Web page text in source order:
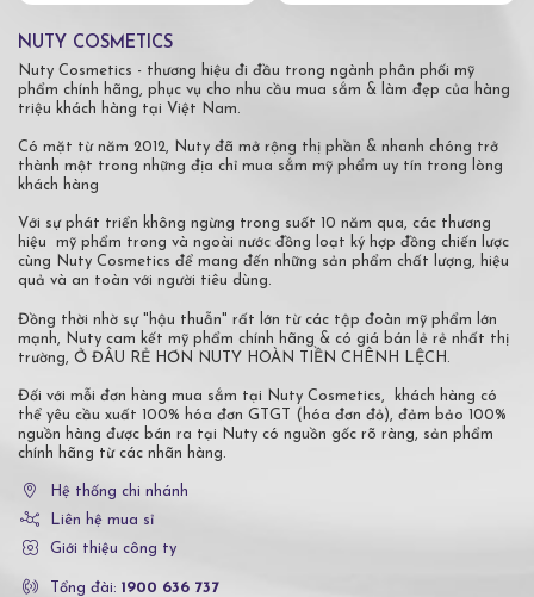
NUTY COSMETICS
Nuty Cosmetics - thương hiệu đi đầu trong ngành phân phối mỹ
phẩm chính hãng, phục vụ cho nhu cầu mua sắm & làm đẹp của hàng
triệu khách hàng tại Việt Nam.
Có mặt từ năm 2012, Nuty đã mở rộng thị phần & nhanh chóng trở
thành một trong những địa chỉ mua sắm mỹ phẩm uy tín trong lòng
khách hàng
Với sự phát triển không ngừng trong suốt 10 năm qua, các thương
hiệu mỹ phẩm trong và ngoài nước đồng loạt ký hợp đồng chiến lược
cùng Nuty Cosmetics để mang đến những sản phẩm chất lượng, hiệu
quả và an toàn với người tiêu dùng.
Đồng thời nhờ sự "hậu thuẫn" rất lớn từ các tập đoàn mỹ phẩm lớn
mạnh, Nuty cam kết mỹ phẩm chính hãng & có giá bán lẻ rẻ nhất thị
trường, Ở ĐÂU RẺ HƠN NUTY HOÀN TIỀN CHÊNH LỆCH.
Đối với mỗi đơn hàng mua sắm tại Nuty Cosmetics, khách hàng có
thể yêu cầu xuất 100% hóa đơn GTGT (hóa đơn đỏ), đảm bảo 100%
nguồn hàng được bán ra tại Nuty có nguồn gốc rõ ràng, sản phẩm
chính hãng từ các nhãn hàng.
Hệ thống chi nhánh
Liên hệ mua sỉ
Giới thiệu công ty
Tổng đài: 1900 636 737